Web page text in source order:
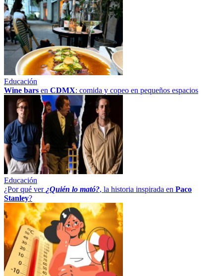
Educación
Wine bars en CDMX: comida y copeo en pequeños espacios
Educación
¿Por qué ver ¿Quién lo mató?, la historia inspirada en Paco
Stanley?